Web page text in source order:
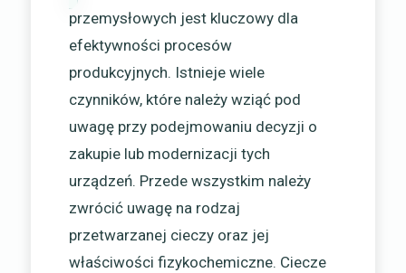
przemysłowych jest kluczowy dla
efektywności procesów
produkcyjnych. Istnieje wiele
czynników, które należy wziąć pod
uwagę przy podejmowaniu decyzji o
zakupie lub modernizacji tych
urządzeń. Przede wszystkim należy
zwrócić uwagę na rodzaj
przetwarzanej cieczy oraz jej
właściwości fizykochemiczne. Ciecze